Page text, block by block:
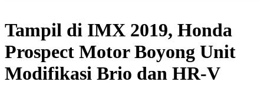
Tampil di IMX 2019, Honda
Prospect Motor Boyong Unit
Modifikasi Brio dan HR-V